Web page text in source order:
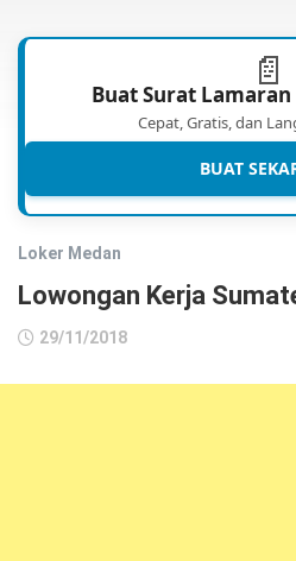
📄
Buat Surat
Cepat, Gratis, dan
BUAT
Loker Medan
Lowongan Kerja
29/11/2018